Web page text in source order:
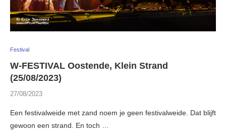
Festival
W-FESTIVAL Oostende, Klein Strand
(25/08/2023)
27/08/2023
Een festivalweide met zand noem je geen festivalweide. Dat blijft
gewoon een strand. En toch …